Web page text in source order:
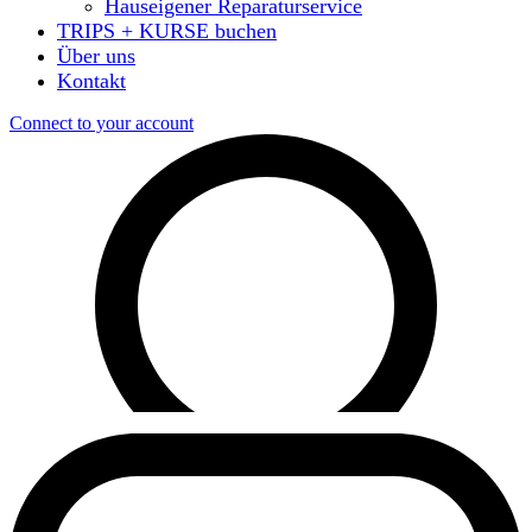
Hauseigener Reparaturservice
TRIPS + KURSE buchen
Über uns
Kontakt
Connect to your account